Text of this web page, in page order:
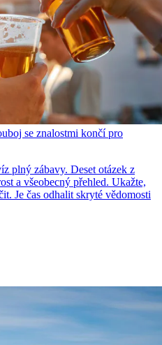
se znalostmi končí pro
plný zábavy. Deset otázek z
a všeobecný přehled. Ukažte,
Je čas odhalit skryté vědomosti